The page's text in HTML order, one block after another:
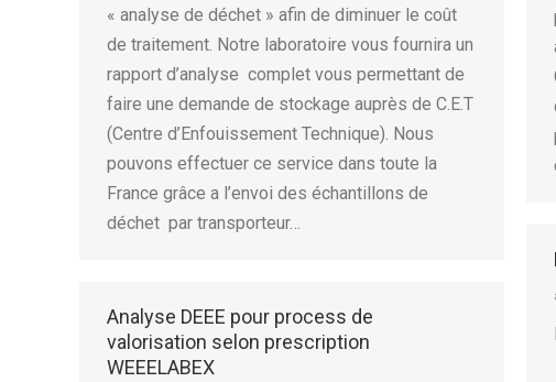
« analyse de déchet » afin de diminuer le coût
de traitement. Notre laboratoire vous fournira un
rapport d’analyse complet vous permettant de
faire une demande de stockage auprès de C.E.T
(Centre d’Enfouissement Technique). Nous
pouvons effectuer ce service dans toute la
France grâce a l’envoi des échantillons de
déchet par transporteur…
Analyse DEEE pour process de
valorisation selon prescription
WEEELABEX